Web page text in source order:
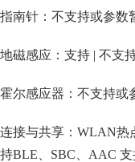
指南针：不支持或参数
地磁感应：支持 | 不支
霍尔感应器：不支持或
连接与共享：WLAN热
持BLE、SBC、AAC